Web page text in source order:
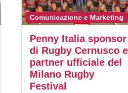
Comunicazione e Marketing
Penny Italia sponsor
di Rugby Cernusco e
partner ufficiale del
Milano Rugby
Festival